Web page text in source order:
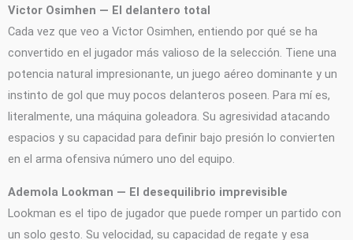
Victor Osimhen — El delantero total
Cada vez que veo a Victor Osimhen, entiendo por qué se ha
convertido en el jugador más valioso de la selección. Tiene una
potencia natural impresionante, un juego aéreo dominante y un
instinto de gol que muy pocos delanteros poseen. Para mí es,
literalmente, una máquina goleadora. Su agresividad atacando
espacios y su capacidad para definir bajo presión lo convierten
en el arma ofensiva número uno del equipo.
Ademola Lookman — El desequilibrio imprevisible
Lookman es el tipo de jugador que puede romper un partido con
un solo gesto. Su velocidad, su capacidad de regate y esa